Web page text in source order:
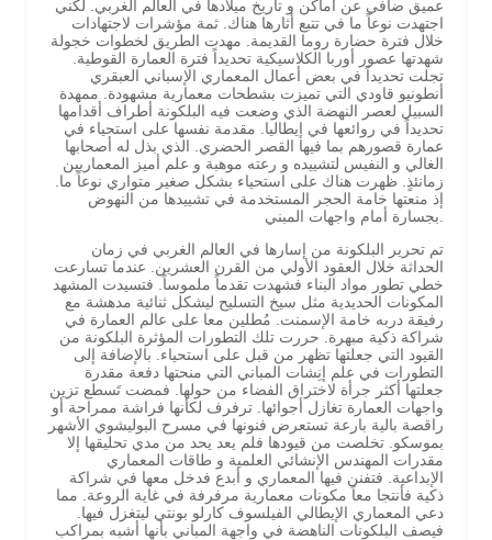
عميق ضافي عن أماكن و تاريخ ميلادها في العالم الغربي. لكني
اجتهدت نوعاً ما في تتبع أثارها هناك. ثمة مؤشرات لاجتهادات
خلال فترة حضارة روما القديمة. مهدت الطريق لخطوات خجولة
شهدتها عصور أوربا الكلاسيكية تحديداً فترة العمارة القوطية.
تجلت تحديداً في بعض أعمال المعماري الإسباني العبقري
أنطونيو قاودي التي تميزت بشطحات معمارية مشهودة. ممهدة
السبيل لعصر النهضة الذي وضعت فيه البلكونة أطراف أقدامها
تحديداً في روائعها في إيطاليا. مقدمة نفسها على استحياء في
عمارة قصورهم بما فيها القصر الحضري. الذي بذل له أصحابها
الغالي و النفيس لتشييده و رعته موهبة و علم أميز المعماريين
زمانئذٍ. ظهرت هناك على استحياء بشكل صغير متواري نوعاً ما.
إذ منعتها خامة الحجر المستخدمة في تشييدها من النهوض
تم تحرير البلكونة من إسارها في العالم الغربي في زمان
الحداثة خلال العقود الأولي من القرن العشرين. عندما تسارعت
خطي تطور مواد البناء فشهدت تقدماً ملموساً. فتسيدت المشهد
المكونات الحديدية مثل سيخ التسليح ليشكل ثنائية مدهشة مع
رفيقة دربه خامة الإسمنت. مُطلين معا على عالم العمارة في
شراكة ذكية مبهرة. حررت تلك التطورات المؤثرة البلكونة من
القيود التي جعلتها تظهر من قبل على استحياء. بالإضافة إلى
التطورات في علم إنِشات المباني التي منحتها دفعة مقدرة
جعلتها أكثر جرأة لاختراق الفضاء من حولها. فمضت تَسطع تزين
واجهات العمارة تغازل أجوائها. ترفرف لكأنها فراشة ممراحة أو
راقصة بالية بارعة تستعرض فنونها في مسرح البوليشوي الأشهر
بموسكو. تخلصت من قيودها فلم يعد يحد من مدي تحليقها إلا
مقدرات المهندس الإنشائي العلمية و طاقات المعماري
الإبداعية. فتفنن فيها المعماري و أبدع فدخل معها في شراكة
ذكية فأنتجا معاً مكونات معمارية مرفرفة في غاية الروعة. مما
دعي المعماري الإيطالي الفيلسوف كارلو بونتي ليتغزل فيها.
فيصف البلكونات الناهضة في واجهة المباني بأنها أشبه بمراكب